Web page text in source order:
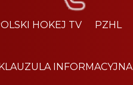
HOKEJ TV PZHL
INFORMACYJNA